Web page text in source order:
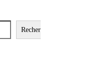
Rechercher